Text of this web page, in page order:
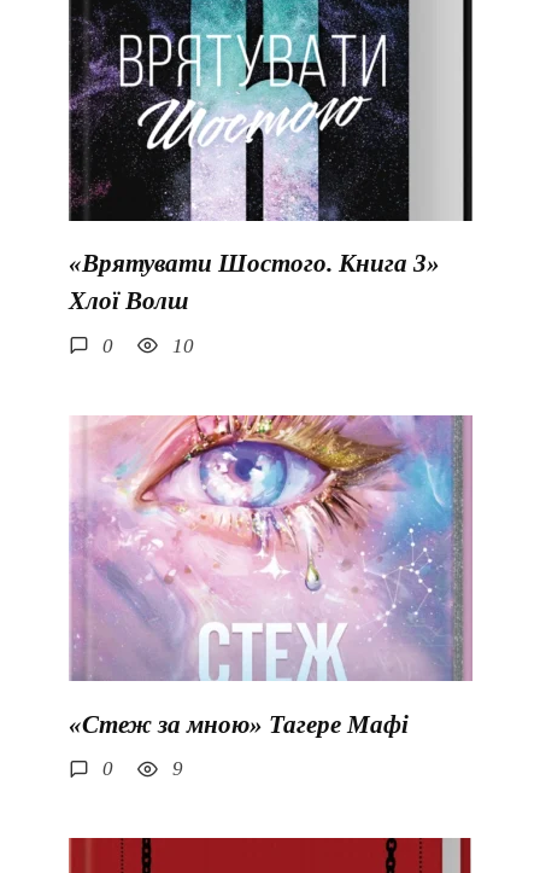
«Врятувати Шостого. Книга 3»
Хлої Волш
0 10
«Стеж за мною» Тагере Мафі
0 9